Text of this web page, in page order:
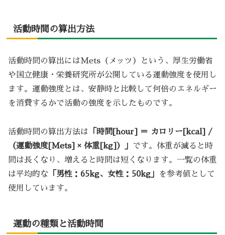
活動時間の算出方法
活動時間の算出にはMets（メッツ）という、厚生労働省
や国立健康・栄養研究所が公開している運動強度を使用し
ます。運動強度とは、安静時と比較して何倍のエネルギー
を消費するかで活動の強度を示したものです。
活動時間の算出方法は 「時間[hour] ＝ カロリー[kcal] /
（運動強度[Mets] × 体重[kg]）」 です。体重が減ると時
間は長くなり、増えると時間は短くなります。一覧の体重
は平均的な 「男性：65kg、女性：50kg」
を参考値として
使用しています。
運動の種類と活動時間